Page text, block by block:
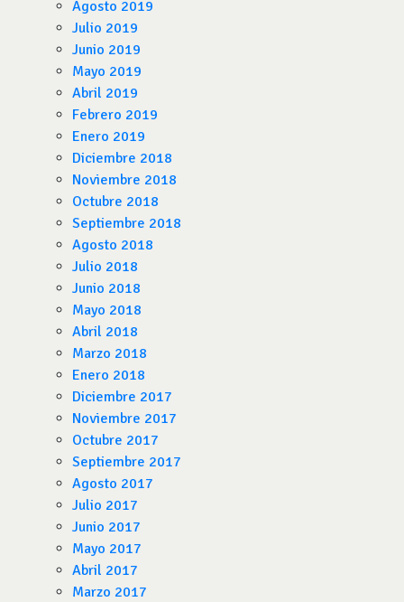
Agosto 2019
Julio 2019
Junio 2019
Mayo 2019
Abril 2019
Febrero 2019
Enero 2019
Diciembre 2018
Noviembre 2018
Octubre 2018
Septiembre 2018
Agosto 2018
Julio 2018
Junio 2018
Mayo 2018
Abril 2018
Marzo 2018
Enero 2018
Diciembre 2017
Noviembre 2017
Octubre 2017
Septiembre 2017
Agosto 2017
Julio 2017
Junio 2017
Mayo 2017
Abril 2017
Marzo 2017